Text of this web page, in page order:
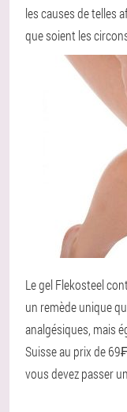
les causes de telles
que soient les
Le gel Flekosteel
un remède unique
analgésiques, mais
Suisse au prix de
vous devez passer